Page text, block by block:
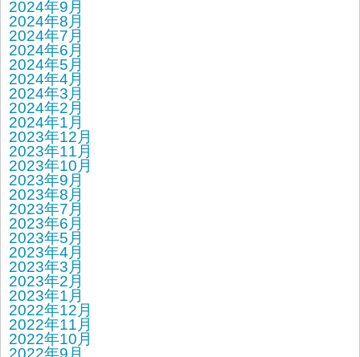
2024年9月
2024年8月
2024年7月
2024年6月
2024年5月
2024年4月
2024年3月
2024年2月
2024年1月
2023年12月
2023年11月
2023年10月
2023年9月
2023年8月
2023年7月
2023年6月
2023年5月
2023年4月
2023年3月
2023年2月
2023年1月
2022年12月
2022年11月
2022年10月
2022年9月